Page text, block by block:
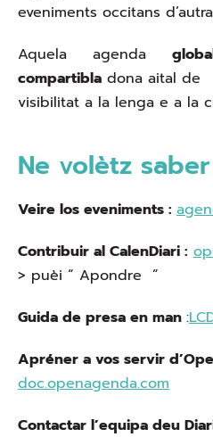
eveniments occitans
Aquela agenda
compartibla dona aital de
visibilitat a la lenga e a la
Ne volètz
Veire los eveniments :
Contribuir al CalenDiari :
> puèi “ Apondre ”
Guida de presa en man :
Apréner a vos servir
doc.openagenda.com
Contactar l’equipa deu